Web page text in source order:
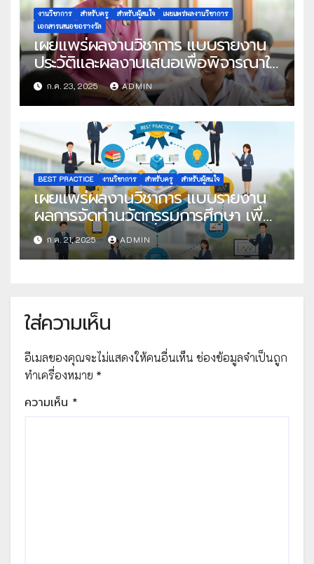
งานวิชาการ สำหรับครู สำหรับผู้สนใจ
เผยแพร่ผลงานวิชาการ
เอกสารเสนอขอรางวัล
เผยแพร่ผลงานวิชาการ แบบรายงาน
ประวัติและผลงานเสนอเพื่อพิจารณาใน
โครงการครูดีในดวงใจ ประจำปี 2568
ครั้งที่ 22
ก.ค. 23, 2025 ADMIN
BEST PRACTICE งานวิชาการ สำหรับครู สำหรับผู้สนใจ
เผยแพร่ผลงานวิชาการ แบบรายงาน
ผลการจัดทำนวัตกรรมการศึกษา เพื่อ
คัดเลือกวิธีปฏิบัติที่เป็นเลิศ
ก.ค. 21, 2025 ADMIN
ใส่ความเห็น
อีเมลของคุณจะไม่แสดงให้คนอื่นเห็น ช่องข้อมูลจำเป็นถูก
ทำเครื่องหมาย *
ความเห็น *